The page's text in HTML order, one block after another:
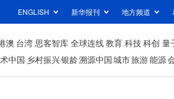
ENGLISH 新华报刊 地方频道
澳 台湾 思客智库 全球连线教育 科技科创 量
中国 乡村振兴银龄溯源中国城市旅游能源